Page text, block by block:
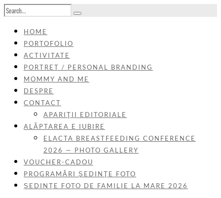
HOME
PORTOFOLIO
ACTIVITATE
PORTRET / PERSONAL BRANDING
MOMMY AND ME
DESPRE
CONTACT
APARIŢII EDITORIALE
ALĂPTAREA E IUBIRE
ELACTA BREASTFEEDING CONFERENCE
2026 — PHOTO GALLERY
VOUCHER-CADOU
PROGRAMĂRI ŞEDINŢE FOTO
ŞEDINŢE FOTO DE FAMILIE LA MARE 2026